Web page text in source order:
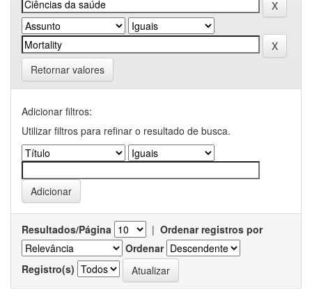
Retornar valores
Adicionar filtros:
Utilizar filtros para refinar o resultado de busca.
Resultados/Página | Ordenar registros por
Ordenar
Registro(s)